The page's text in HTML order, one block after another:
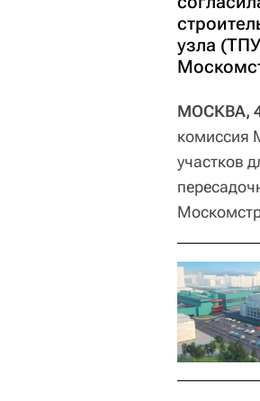
узла
МОСКВА,
комиссия
участков